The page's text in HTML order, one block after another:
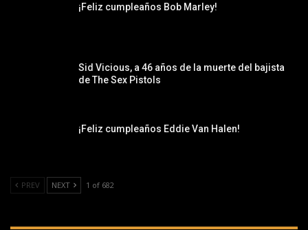
¡Feliz cumpleaños Bob Marley!
Sid Vicious, a 46 años de la muerte del bajista
de The Sex Pistols
¡Feliz cumpleaños Eddie Van Halen!
PREV NEXT 1 of 682